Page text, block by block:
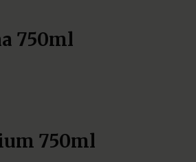
750ml
750ml